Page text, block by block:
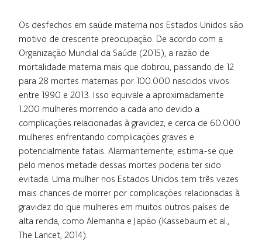
Os desfechos em saúde materna nos Estados Unidos são
motivo de crescente preocupação. De acordo com a
Organização Mundial da Saúde (2015), a razão de
mortalidade materna mais que dobrou, passando de 12
para 28 mortes maternas por 100.000 nascidos vivos
entre 1990 e 2013. Isso equivale a aproximadamente
1.200 mulheres morrendo a cada ano devido a
complicações relacionadas à gravidez, e cerca de 60.000
mulheres enfrentando complicações graves e
potencialmente fatais. Alarmantemente, estima-se que
pelo menos metade dessas mortes poderia ter sido
evitada. Uma mulher nos Estados Unidos tem três vezes
mais chances de morrer por complicações relacionadas à
gravidez do que mulheres em muitos outros países de
alta renda, como Alemanha e Japão (Kassebaum et al.,
The Lancet, 2014).